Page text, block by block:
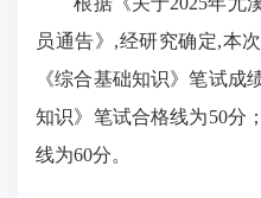
员通告》,经研究确定,本
《综合基础知识》笔试成
知识》笔试合格线为50分
线为60分。